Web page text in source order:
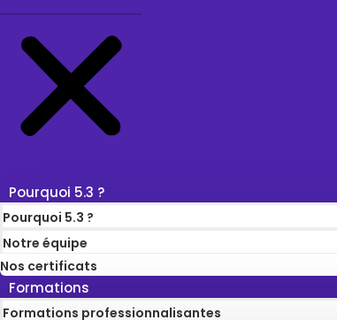
Pourquoi 5.3 ?
Pourquoi 5.3 ?
Notre équipe
Nos certificats
Formations
Formations professionnalisantes